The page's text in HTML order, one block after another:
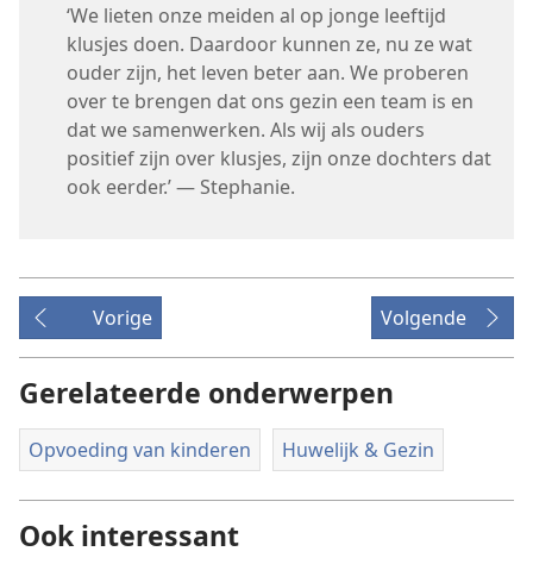
‘We lieten onze meiden al op jonge leeftijd
klusjes doen. Daardoor kunnen ze, nu ze wat
ouder zijn, het leven beter aan. We proberen
over te brengen dat ons gezin een team is en
dat we samenwerken. Als wij als ouders
positief zijn over klusjes, zijn onze dochters dat
ook eerder.’ — Stephanie.
Vorige Volgende
Gerelateerde onderwerpen
Opvoeding van kinderen Huwelijk & Gezin
Ook interessant